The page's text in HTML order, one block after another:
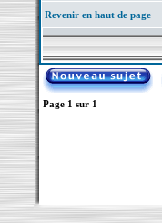
Revenir en haut de page
Page 1 sur 1